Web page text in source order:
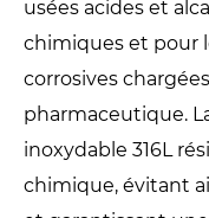
usées acides et
chimiques et pour
corrosives
pharmaceutique.
inoxydable 316L
chimique, évitant